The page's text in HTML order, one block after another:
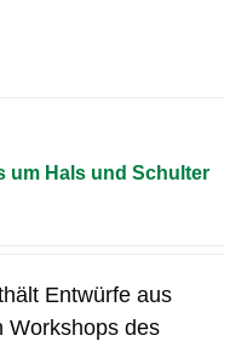
um Hals und Schulter
Entwürfe aus
Workshops des